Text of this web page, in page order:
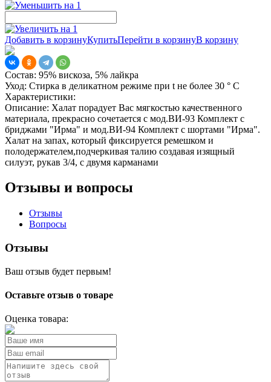
Добавить в корзинуКупитьПерейти в корзинуВ корзину
Состав: 95% вискоза, 5% лайкра
Уход: Стирка в деликатном режиме при t не более 30 ° С
Характеристики:
Описание: Халат порадует Вас мягкостью качественного
материала, прекрасно сочетается с мод.ВИ-93 Комплект с
бриджами "Ирма" и мод.ВИ-94 Комплект с шортами "Ирма".
Халат на запах, который фиксируется ремешком и
полодержателем,подчеркивая талию создавая изящный
силуэт, рукав 3/4, с двумя карманами
Отзывы и вопросы
Отзывы
Вопросы
Отзывы
Ваш отзыв будет первым!
Оставьте отзыв о товаре
Оценка товара: